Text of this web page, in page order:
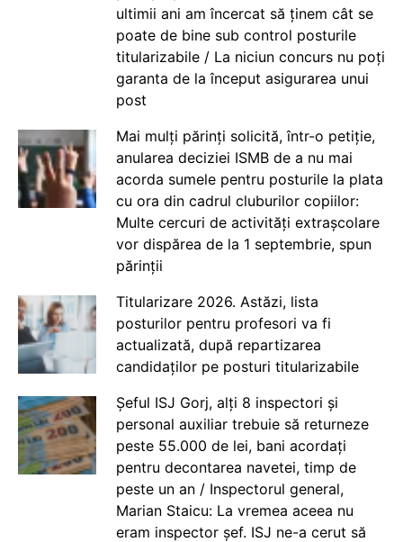
ultimii ani am încercat să ținem cât se
poate de bine sub control posturile
titularizabile / La niciun concurs nu poți
garanta de la început asigurarea unui
post
Mai mulți părinți solicită, într-o petiție,
anularea deciziei ISMB de a nu mai
acorda sumele pentru posturile la plata
cu ora din cadrul cluburilor copiilor:
Multe cercuri de activități extrașcolare
vor dispărea de la 1 septembrie, spun
părinții
Titularizare 2026. Astăzi, lista
posturilor pentru profesori va fi
actualizată, după repartizarea
candidaților pe posturi titularizabile
Șeful ISJ Gorj, alți 8 inspectori și
personal auxiliar trebuie să returneze
peste 55.000 de lei, bani acordați
pentru decontarea navetei, timp de
peste un an / Inspectorul general,
Marian Staicu: La vremea aceea nu
eram inspector șef. ISJ ne-a cerut să